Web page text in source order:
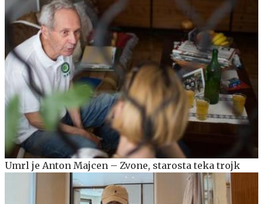
Umrl je Anton Majcen – Zvone, starosta teka trojk